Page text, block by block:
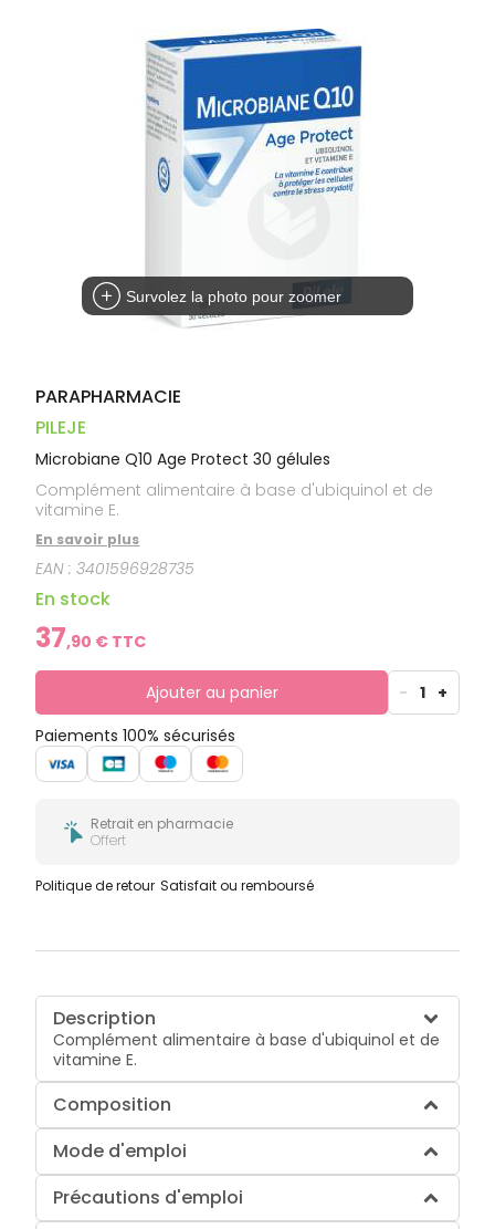
Dispositifs
médicaux
Cheveux
Corps
Homme
Solaire
DE GARDE
DE SANTÉ
Survolez la photo pour zoomer
PARAPHARMACIE
PILEJE
Microbiane Q10 Age Protect 30 gélules
Complément alimentaire à base d'ubiquinol et de
vitamine E.
En savoir plus
EAN :3401596928735
En stock
37,90 € TTC
Ajouter au panier - 1 +
Paiements 100% sécurisés
Retrait en pharmacie
Offert
Politique de retour Satisfait ou remboursé
Description
Complément alimentaire à base d'ubiquinol et de
vitamine E.
Composition
Mode d'emploi
Précautions d'emploi